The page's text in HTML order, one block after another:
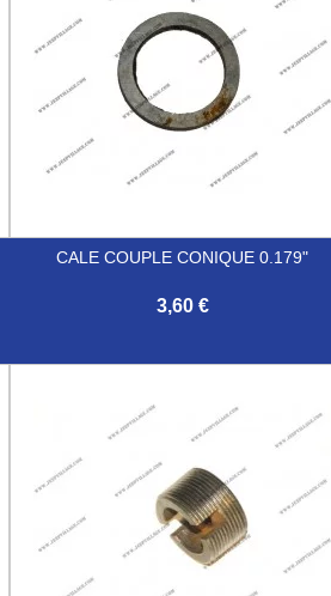
CALE COUPLE CONIQUE 0.179"
3,60 €